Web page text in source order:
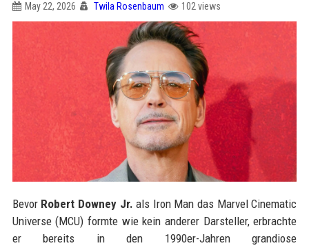
May 22, 2026 Twila Rosenbaum 102 views
Bevor Robert Downey Jr. als Iron Man das Marvel Cinematic
Universe (MCU) formte wie kein anderer Darsteller, erbrachte
er bereits in den 1990er-Jahren grandiose